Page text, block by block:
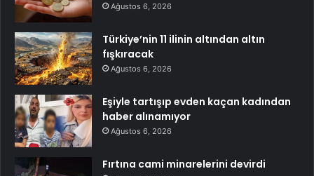
Ağustos 6, 2026
Türkiye’nin 11 ilinin altından altın
fışkıracak
Ağustos 6, 2026
Eşiyle tartışıp evden kaçan kadından
haber alınamıyor
Ağustos 6, 2026
Fırtına cami minarelerini devirdi